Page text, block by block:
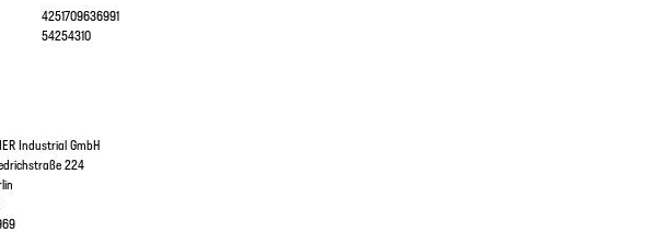
4251709636991
54254310
Industrial GmbH
224